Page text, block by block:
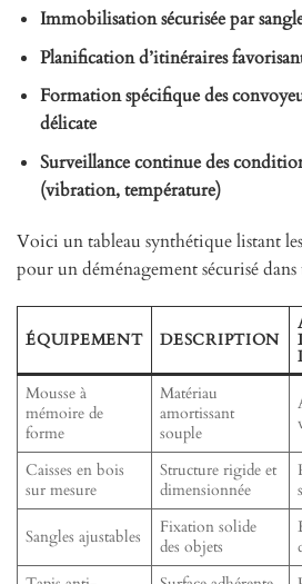
Immobilisation sécurisée par
Planification d’itinéraires
Formation spécifique des
délicate
Surveillance continue des
(vibration, température)
Voici un tableau synthétique listant
pour un déménagement sécurisé
ÉQUIPEMENT DESCRIPTION
Mousse à
mémoire de
forme
Matériau
amortissant
souple
Caisses en bois
sur mesure
Structure rigide et
dimensionnée
Sangles ajustables
Fixation solide
des objets